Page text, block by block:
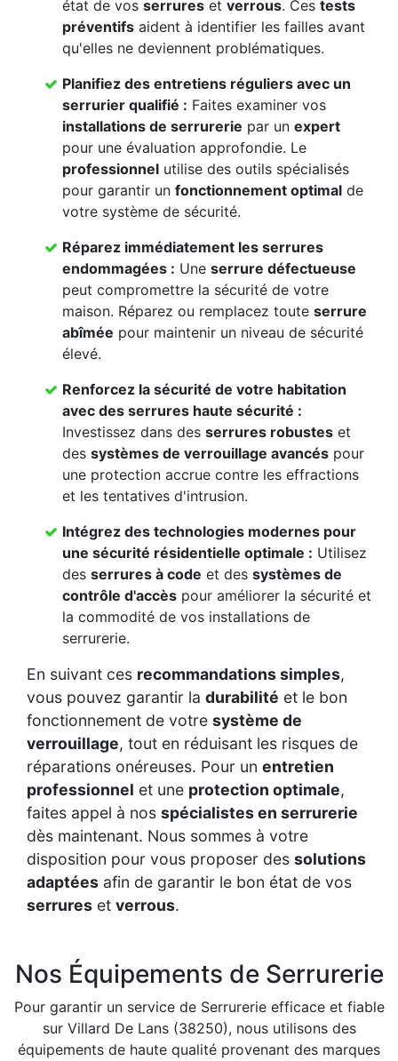
état de vos serrures et verrous. Ces tests
préventifs aident à identifier les failles avant
qu'elles ne deviennent problématiques.
Planifiez des entretiens réguliers avec un
serrurier qualifié : Faites examiner vos
installations de serrurerie par un expert
pour une évaluation approfondie. Le
professionnel utilise des outils spécialisés
pour garantir un fonctionnement optimal de
votre système de sécurité.
Réparez immédiatement les serrures
endommagées : Une serrure défectueuse
peut compromettre la sécurité de votre
maison. Réparez ou remplacez toute serrure
abîmée pour maintenir un niveau de sécurité
élevé.
Renforcez la sécurité de votre habitation
avec des serrures haute sécurité :
Investissez dans des serrures robustes et
des systèmes de verrouillage avancés pour
une protection accrue contre les effractions
et les tentatives d'intrusion.
Intégrez des technologies modernes pour
une sécurité résidentielle optimale : Utilisez
des serrures à code et des systèmes de
contrôle d'accès pour améliorer la sécurité et
la commodité de vos installations de
serrurerie.
En suivant ces recommandations simples,
vous pouvez garantir la durabilité et le bon
fonctionnement de votre système de
verrouillage, tout en réduisant les risques de
réparations onéreuses. Pour un entretien
professionnel et une protection optimale,
faites appel à nos spécialistes en serrurerie
dès maintenant. Nous sommes à votre
disposition pour vous proposer des solutions
adaptées afin de garantir le bon état de vos
serrures et verrous.
Nos Équipements de Serrurerie
Pour garantir un service de Serrurerie efficace et fiable
sur Villard De Lans (38250), nous utilisons des
équipements de haute qualité provenant des marques